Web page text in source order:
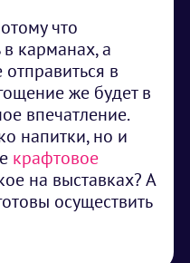
что
карманах, а
в
же будет в
впечатление.
напитки, но и
крафтовое
на выставках? А
осуществить